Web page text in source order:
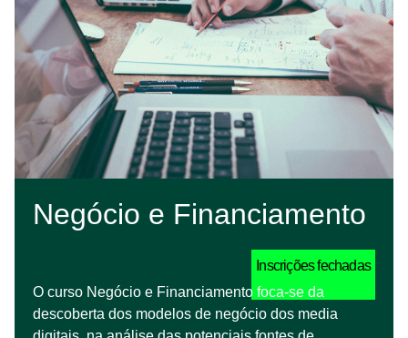
Negócio e Financiamento
Inscrições fechadas
O curso Negócio e Financiamento foca-se da
descoberta dos modelos de negócio dos media